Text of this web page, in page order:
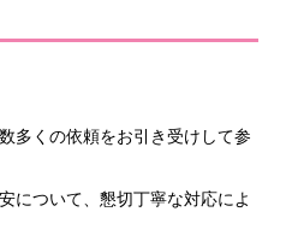
多くの依頼をお引き受けして参
について、懇切丁寧な対応によ